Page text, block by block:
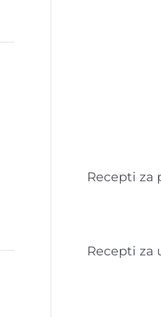
Recepti za
Recepti za